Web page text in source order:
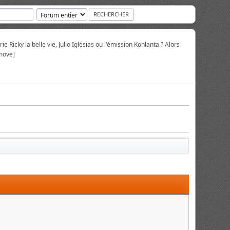
Ricky la belle vie, Julio Iglésias ou l'émission Kohlanta ? Alors